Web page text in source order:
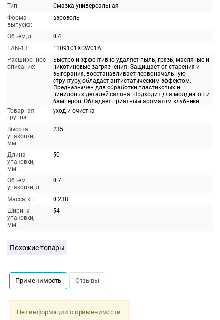
Тип:
Смазка универсальная
Форма
выпуска:
аэрозоль
Объём, л:
0.4
EAN-13:
1109101XGW01A
Расширенное
описание:
Быстро и эффективно удаляет пыль, грязь, масляные и
никотиновые загрязнения. Защищает от старения и
выгорания, восстанавливает первоначальную
структуру, обладает антистатическим эффектом.
Предназначен для обработки пластиковых и
виниловых деталей салона. Подходит для молдингов и
бамперов. Обладает приятным ароматом клубники.
Товарная
группа:
уход и очистка
Высота
упаковки,
мм:
235
Длина
упаковки,
мм:
50
Объем
упаковки, л:
0.7
Масса, кг:
0.238
Ширина
упаковки,
мм:
54
Похожие товары
Применимость Отзывы
Нет информации о применимости